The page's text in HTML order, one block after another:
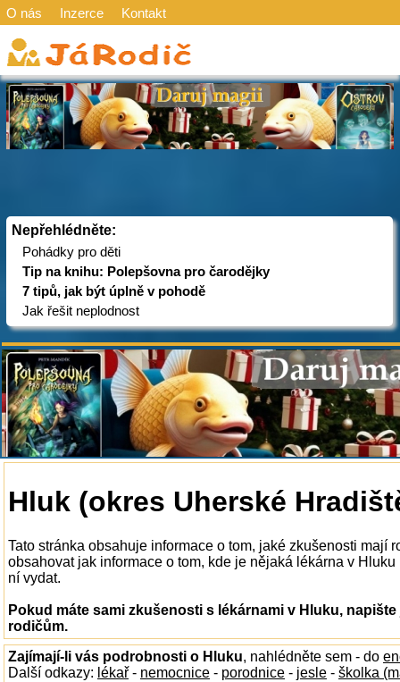
O nás Inzerce Kontakt
Nepřehlédněte:
Pohádky pro děti
Tip na knihu: Polepšovna pro čarodějky
7 tipů, jak být úplně v pohodě
Jak řešit neplodnost
Hluk (okres Uherské
Tato stránka obsahuje informace o tom, jaké zkušenosti mají
obsahovat jak informace o tom, kde je nějaká lékárna v
ní vydat.
Pokud máte sami zkušenosti s lékárnami v Hluku,
rodičům.
Zajímají-li vás podrobnosti o Hluku, nahlédněte sem - do
Další odkazy: lékař - nemocnice - porodnice - jesle - školka